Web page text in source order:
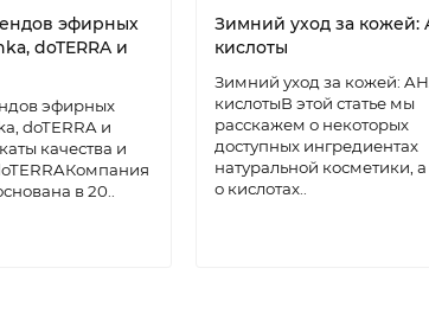
эфирных
doTERRA и
эфирных
doTERRA и
качества и
в 20..
Зимний уход за кожей:
кислоты
Зимний уход за кожей:
кислотыВ этой статье мы
расскажем о некоторых
доступных ингредиентах
натуральной косметики,
о кислотах..